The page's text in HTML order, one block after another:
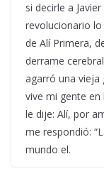
si decirle a
revolucionario
de Alí Primera,
derrame
agarró una vieja
vive mi gente
le dije: Alí, por
me respondió:
mundo el.